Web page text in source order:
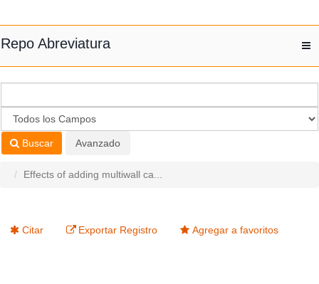
Repo Abreviatura
Buscar Avanzado
Effects of adding multiwall ca...
Citar Exportar Registro Agregar a favoritos